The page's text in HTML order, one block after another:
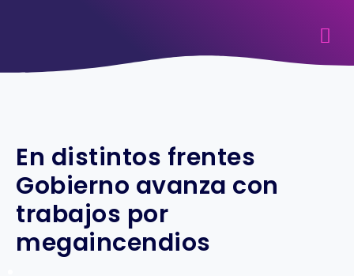
En distintos frentes
Gobierno avanza con
trabajos por
megaincendios